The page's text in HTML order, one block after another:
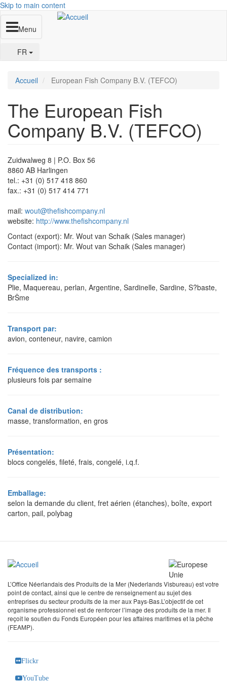
Skip to main content
Menu
FR
Accueil European Fish Company B.V. (TEFCO)
The European Fish
Company B.V. (TEFCO)
Zuidwalweg 8 | P.O. Box 56
8860 AB Harlingen
tel.: +31 (0) 517 418 860
fax.: +31 (0) 517 414 771
mail: wout@thefishcompany.nl
website: http://www.thefishcompany.nl
Contact (export): Mr. Wout van Schaik (Sales manager)
Contact (import): Mr. Wout van Schaik (Sales manager)
Specialized in:
Plie, Maquereau, perlan, Argentine, Sardinelle, Sardine, S?baste,
BrŠme
Transport par:
avion, conteneur, navire, camion
Fréquence des transports :
plusieurs fois par semaine
Canal de distribution:
masse, transformation, en gros
Présentation:
blocs congelés, fileté, frais, congelé, i.q.f.
Emballage:
selon la demande du client, fret aérien (étanches), boîte, export
carton, pail, polybag
L’Office Néerlandais des Produits de la Mer (Nederlands Visbureau) est votre
point de contact, ainsi que le centre de renseignement au sujet des
entreprises du secteur produits de la mer aux Pays-Bas.L’objectif de cet
organisme professionnel est de renforcer l’image des produits de la mer. Il
reçoit le soutien du Fonds Européen pour les affaires maritimes et la pêche
(FEAMP).
Flickr
YouTube